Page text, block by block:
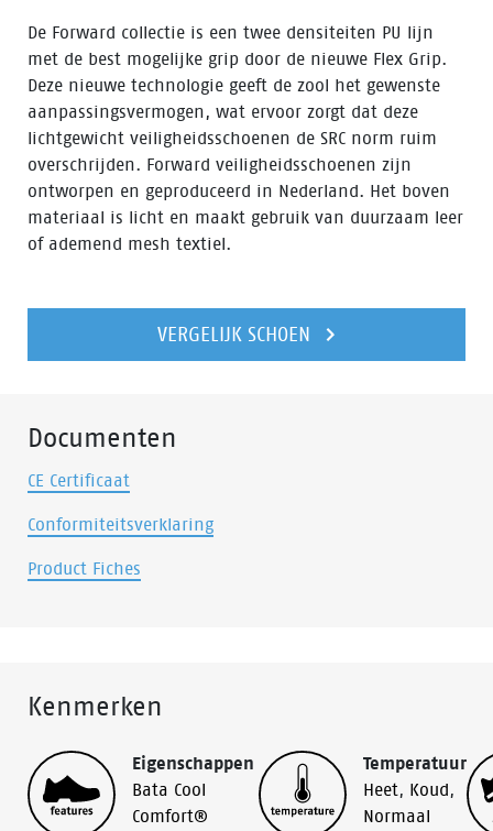
De Forward collectie is een twee densiteiten PU lijn
met de best mogelijke grip door de nieuwe Flex Grip.
Deze nieuwe technologie geeft de zool het gewenste
aanpassingsvermogen, wat ervoor zorgt dat deze
lichtgewicht veiligheidsschoenen de SRC norm ruim
overschrijden. Forward veiligheidsschoenen zijn
ontworpen en geproduceerd in Nederland. Het boven
materiaal is licht en maakt gebruik van duurzaam leer
of ademend mesh textiel.
VERGELIJK SCHOEN
Documenten
CE Certificaat
Conformiteitsverklaring
Product Fiches
Kenmerken
Eigenschappen
Bata Cool
Comfort®
Temperatuur
Heet, Koud,
Normaal